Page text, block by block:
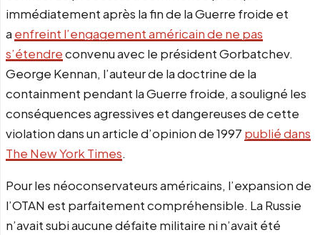
immédiatement après la fin de la Guerre froide et
a enfreint l’engagement américain de ne pas
s’étendreconvenu avec le président Gorbatchev.
George Kennan, l’auteur de la doctrine de la
containment pendant la Guerre froide, a souligné les
conséquences agressives et dangereuses de cette
violation dans un article d’opinion de 1997 publié dans
The New York Times.
Pour les néoconservateurs américains, l’expansion de
l’OTAN est parfaitement compréhensible. La Russie
n’avait subi aucune défaite militaire ni n’avait été